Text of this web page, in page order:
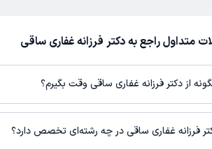
متداول راجع به دکتر فرزانه غفاری ساقی
از دکتر فرزانه غفاری ساقی وقت بگیرم؟
کهدکتر فرزانه غفاری ساقیدارای پروفایل فعال و نوبت‌دهی
باشند، می‌توانید از طریق این پلتفرم برای دریافت نوبت
فرزانه غفاری ساقی در چه رشته‌ای تخصص دارد؟